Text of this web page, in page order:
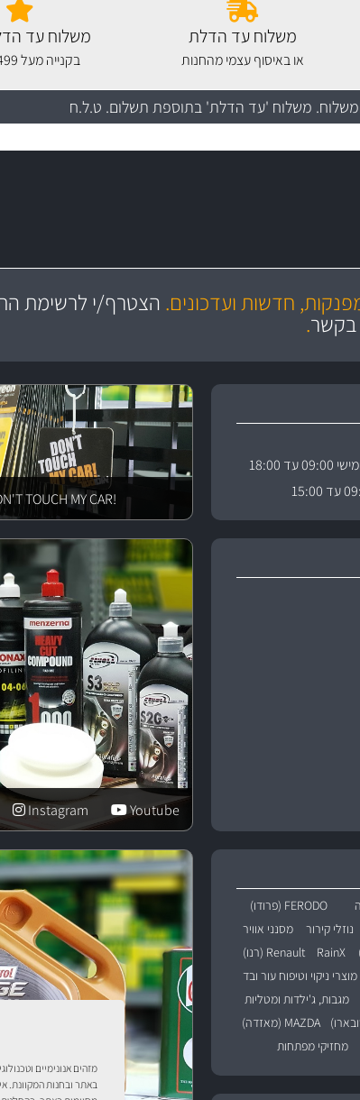
מזהים אנונימיים
באתר ובחנות המקוונת.
משלוח עד הדלת
או באיסוף עצמי מהחנות
משלוח עד
בקנייה מעל 499 שקלים
. משלוח 'עד הדלת' בתוספת תשלום. ט.ל.ח
מקצועיות
ושירות מצויין חדשות ועדכונים. הצטרף/י לרשימת
בקשר.
18:00
!DON'T TOUCH MY CAR
Youtube
Instagram
FERODO (פרודו)
נוזלי קירור
מסנני אוויר
RainX
Renault (רנו)
מוצרי ניקוי וטיפוח עור ובד
מגבות, ג'ילדות ומטליות
MAZDA (מאזדה)
מחזיקי מפתחות